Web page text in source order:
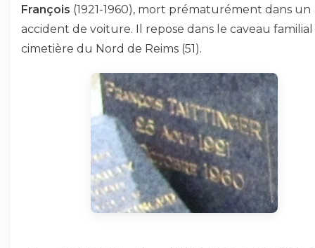
François (1921-1960), mort prématurément dans un
accident de voiture. Il repose dans le caveau
cimetière du Nord de Reims (51).